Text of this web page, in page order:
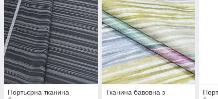
Портьєрна тканина
Тканина бавовна з